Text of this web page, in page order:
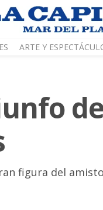
ARTE Y
figura del